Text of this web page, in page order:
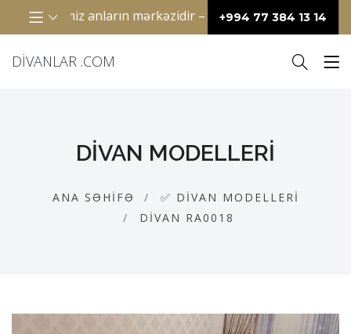
keçirdiyimiz anların mərkəzidir – televizor qarşısında
+994 77 384 13 14
DIVANLAR .COM
DIVAN MODELLERI
ANA SƏHIFƏ
✅ DIVAN MODELLERI
DIVAN RA0018